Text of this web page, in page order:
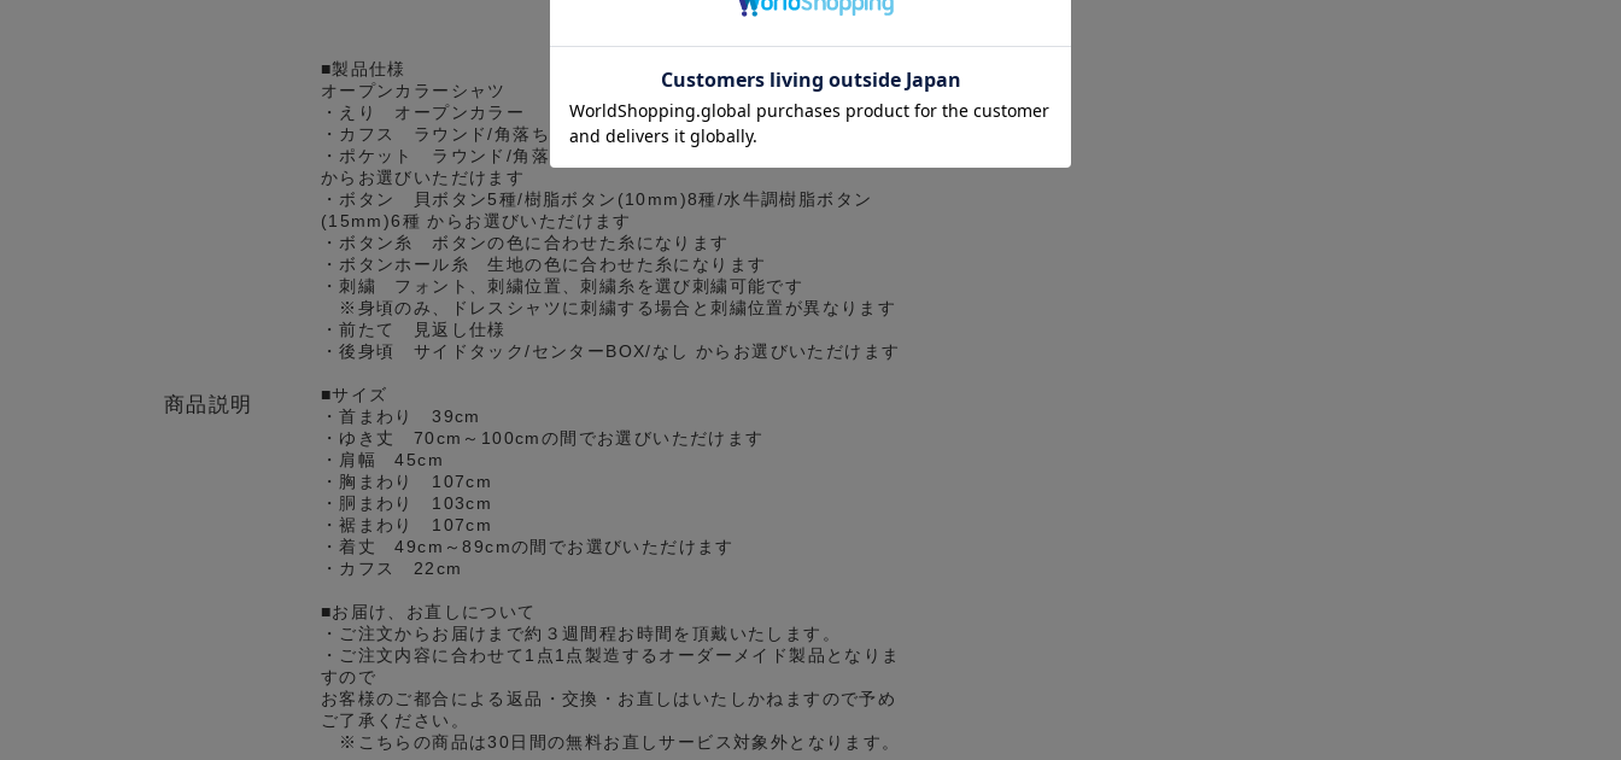
商品説明
■製品仕様
オープンカラーシャツ
・えり オープンカラー
・カフス ラウンド/角落ち/スクエア からお選びいただけます
・ポケット ラウンド/角落ち/ホームベース/パッチ＆フラップ/なし
からお選びいただけます
・ボタン 貝ボタン5種/樹脂ボタン(10mm)8種/水牛調樹脂ボタン
(15mm)6種 からお選びいただけます
・ボタン糸 ボタンの色に合わせた糸になります
・ボタンホール糸 生地の色に合わせた糸になります
・刺繍 フォント、刺繍位置、刺繍糸を選び刺繍可能です
※身頃のみ、ドレスシャツに刺繍する場合と刺繍位置が異なります
・前たて 見返し仕様
・後身頃 サイドタック/センターBOX/なし からお選びいただけます
■サイズ
・首まわり 39cm
・ゆき丈 70cm～100cmの間でお選びいただけます
・肩幅 45cm
・胸まわり 107cm
・胴まわり 103cm
・裾まわり 107cm
・着丈 49cm～89cmの間でお選びいただけます
・カフス 22cm
■お届け、お直しについて
・ご注文からお届けまで約３週間程お時間を頂戴いたします。
・ご注文内容に合わせて1点1点製造するオーダーメイド製品となりま
すので
お客様のご都合による返品・交換・お直しはいたしかねますので予め
ご了承ください。
※こちらの商品は30日間の無料お直しサービス対象外となります。